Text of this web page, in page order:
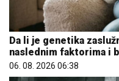
Da li je genetika
naslednim faktorima i
06. 08. 2026 06:38